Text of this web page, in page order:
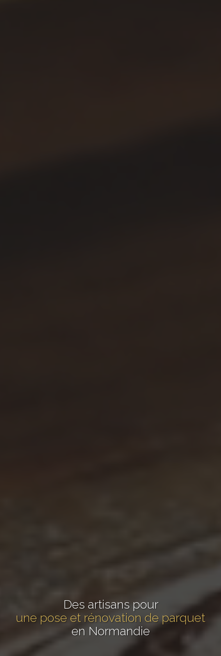
Des artisans pour
une pose et rénovation de parquet
en Normandie